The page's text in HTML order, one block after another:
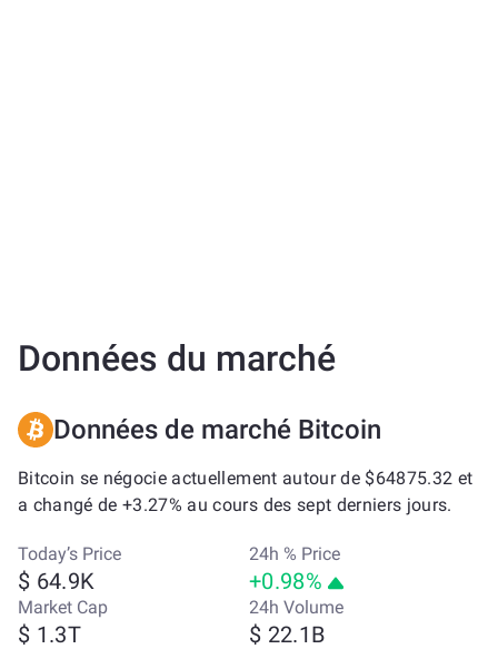
Données du marché
Données de marché Bitcoin
Bitcoin se négocie actuellement autour de $64875.32 et
a changé de +3.27% au cours des sept derniers jours.
Today’s Price
$ 64.9K
24h % Price
+0.98%
Market Cap
$ 1.3T
24h Volume
$ 22.1B